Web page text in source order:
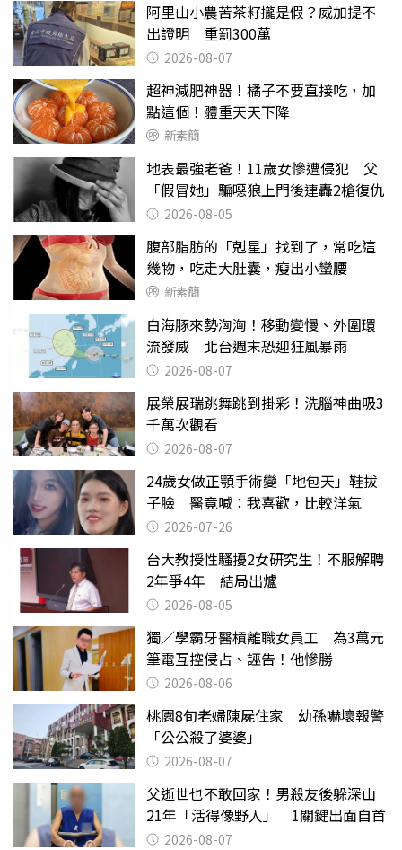
阿里山小農苦茶籽攏是假？威加提不
出證明 重罰300萬
2026-08-07
超神減肥神器！橘子不要直接吃，加
點這個！體重天天下降
新素簡
地表最強老爸！11歲女慘遭侵犯 父
「假冒她」騙噁狼上門後連轟2槍復仇
2026-08-05
腹部脂肪的「剋星」找到了，常吃這
幾物，吃走大肚囊，瘦出小蠻腰
新素簡
白海豚來勢洶洶！移動變慢、外圍環
流發威 北台週末恐迎狂風暴雨
2026-08-07
展榮展瑞跳舞跳到掛彩！洗腦神曲吸3
千萬次觀看
2026-08-07
24歲女做正顎手術變「地包天」鞋拔
子臉 醫竟喊：我喜歡，比較洋氣
2026-07-26
台大教授性騷擾2女研究生！不服解聘
2年爭4年 結局出爐
2026-08-05
獨／學霸牙醫槓離職女員工 為3萬元
筆電互控侵占、誣告！他慘勝
2026-08-06
桃園8旬老婦陳屍住家 幼孫嚇壞報警
「公公殺了婆婆」
2026-08-07
父逝世也不敢回家！男殺友後躲深山
21年「活得像野人」 1關鍵出面自首
2026-08-07